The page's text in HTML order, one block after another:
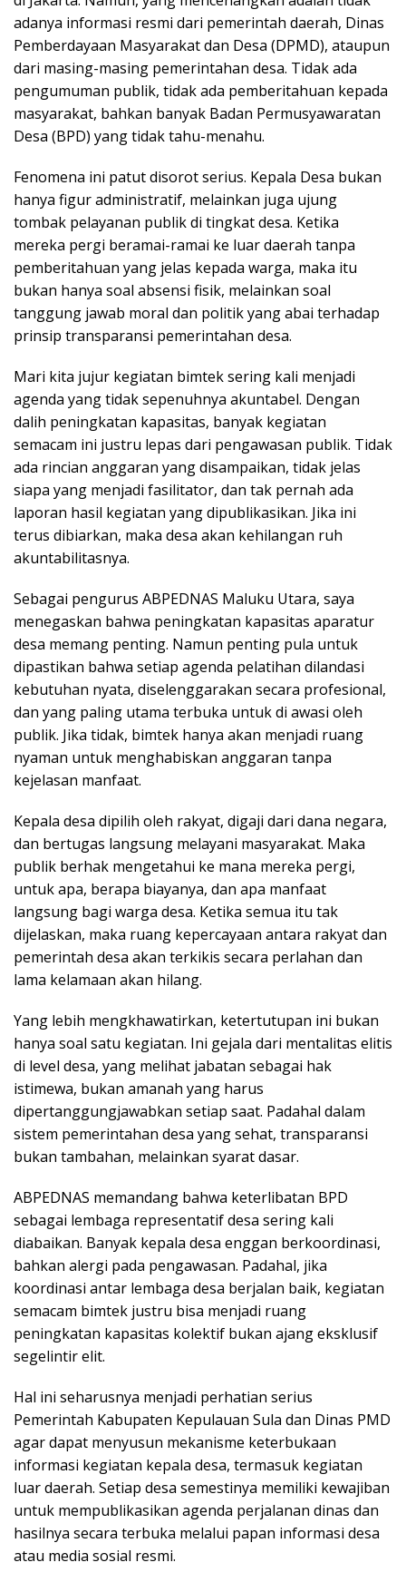
adanya informasi resmi dari pemerintah daerah, Dinas
Pemberdayaan Masyarakat dan Desa (DPMD), ataupun
dari masing-masing pemerintahan desa. Tidak ada
pengumuman publik, tidak ada pemberitahuan kepada
masyarakat, bahkan banyak Badan Permusyawaratan
Desa (BPD) yang tidak tahu-menahu.
Fenomena ini patut disorot serius. Kepala Desa bukan
hanya figur administratif, melainkan juga ujung
tombak pelayanan publik di tingkat desa. Ketika
mereka pergi beramai-ramai ke luar daerah tanpa
pemberitahuan yang jelas kepada warga, maka itu
bukan hanya soal absensi fisik, melainkan soal
tanggung jawab moral dan politik yang abai terhadap
prinsip transparansi pemerintahan desa.
Mari kita jujur kegiatan bimtek sering kali menjadi
agenda yang tidak sepenuhnya akuntabel. Dengan
dalih peningkatan kapasitas, banyak kegiatan
semacam ini justru lepas dari pengawasan publik. Tidak
ada rincian anggaran yang disampaikan, tidak jelas
siapa yang menjadi fasilitator, dan tak pernah ada
laporan hasil kegiatan yang dipublikasikan. Jika ini
terus dibiarkan, maka desa akan kehilangan ruh
akuntabilitasnya.
Sebagai pengurus ABPEDNAS Maluku Utara, saya
menegaskan bahwa peningkatan kapasitas aparatur
desa memang penting. Namun penting pula untuk
dipastikan bahwa setiap agenda pelatihan dilandasi
kebutuhan nyata, diselenggarakan secara profesional,
dan yang paling utama terbuka untuk di awasi oleh
publik. Jika tidak, bimtek hanya akan menjadi ruang
nyaman untuk menghabiskan anggaran tanpa
kejelasan manfaat.
Kepala desa dipilih oleh rakyat, digaji dari dana negara,
dan bertugas langsung melayani masyarakat. Maka
publik berhak mengetahui ke mana mereka pergi,
untuk apa, berapa biayanya, dan apa manfaat
langsung bagi warga desa. Ketika semua itu tak
dijelaskan, maka ruang kepercayaan antara rakyat dan
pemerintah desa akan terkikis secara perlahan dan
lama kelamaan akan hilang.
Yang lebih mengkhawatirkan, ketertutupan ini bukan
hanya soal satu kegiatan. Ini gejala dari mentalitas elitis
di level desa, yang melihat jabatan sebagai hak
istimewa, bukan amanah yang harus
dipertanggungjawabkan setiap saat. Padahal dalam
sistem pemerintahan desa yang sehat, transparansi
bukan tambahan, melainkan syarat dasar.
ABPEDNAS memandang bahwa keterlibatan BPD
sebagai lembaga representatif desa sering kali
diabaikan. Banyak kepala desa enggan berkoordinasi,
bahkan alergi pada pengawasan. Padahal, jika
koordinasi antar lembaga desa berjalan baik, kegiatan
semacam bimtek justru bisa menjadi ruang
peningkatan kapasitas kolektif bukan ajang eksklusif
segelintir elit.
Hal ini seharusnya menjadi perhatian serius
Pemerintah Kabupaten Kepulauan Sula dan Dinas PMD
agar dapat menyusun mekanisme keterbukaan
informasi kegiatan kepala desa, termasuk kegiatan
luar daerah. Setiap desa semestinya memiliki kewajiban
untuk mempublikasikan agenda perjalanan dinas dan
hasilnya secara terbuka melalui papan informasi desa
atau media sosial resmi.